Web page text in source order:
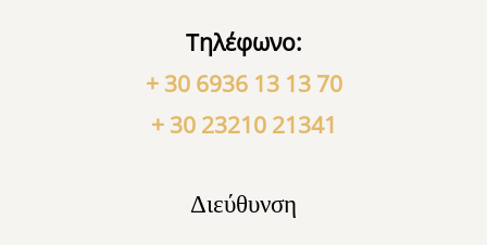
Τηλέφωνο:
+ 30 6936 13 13 70
+ 30 23210 21341
Διεύθυνση